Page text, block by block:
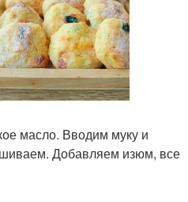
масло. Вводим муку и
Добавляем изюм, все